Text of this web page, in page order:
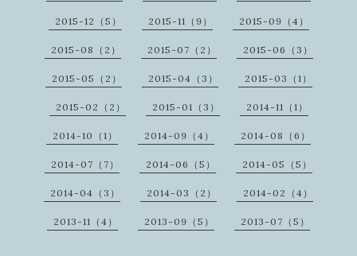
2015-12（5） 2015-11（9） 2015-09（4）
2015-08（2） 2015-07（2） 2015-06（3）
2015-05（2） 2015-04（3） 2015-03（1）
2015-02（2） 2015-01（3） 2014-11（1）
2014-10（1） 2014-09（4） 2014-08（6）
2014-07（7） 2014-06（5） 2014-05（5）
2014-04（3） 2014-03（2） 2014-02（4）
2013-11（4） 2013-09（5） 2013-07（5）